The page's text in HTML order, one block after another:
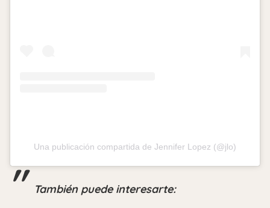
Una publicación compartida de Jennifer Lopez (@jlo)
También puede interesarte: